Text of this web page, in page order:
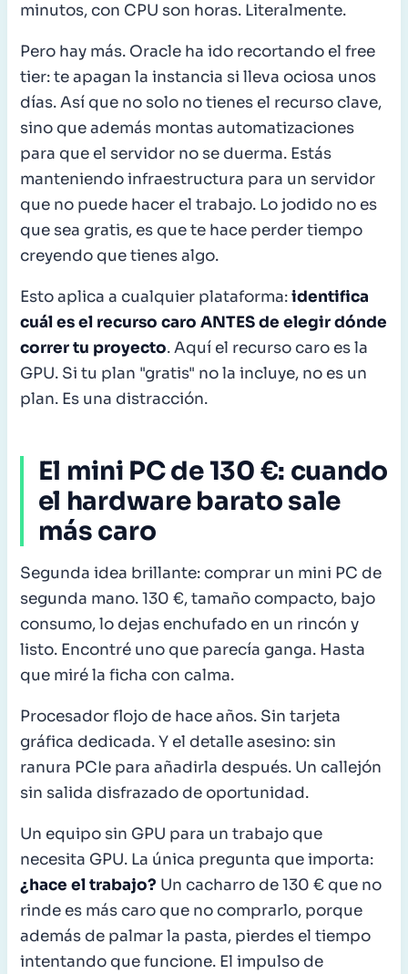
minutos, con CPU son horas. Literalmente.
Pero hay más. Oracle ha ido recortando el free
tier: te apagan la instancia si lleva ociosa unos
días. Así que no solo no tienes el recurso clave,
sino que además montas automatizaciones
para que el servidor no se duerma. Estás
manteniendo infraestructura para un servidor
que no puede hacer el trabajo. Lo jodido no es
que sea gratis, es que te hace perder tiempo
creyendo que tienes algo.
Esto aplica a cualquier plataforma:identifica
cuál es el recurso caro ANTES de elegir dónde
correr tu proyecto. Aquí el recurso caro es la
GPU. Si tu plan "gratis" no la incluye, no es un
plan. Es una distracción.
El mini PC de 130 €: cuando
el hardware barato sale
más caro
Segunda idea brillante: comprar un mini PC de
segunda mano. 130 €, tamaño compacto, bajo
consumo, lo dejas enchufado en un rincón y
listo. Encontré uno que parecía ganga. Hasta
que miré la ficha con calma.
Procesador flojo de hace años. Sin tarjeta
gráfica dedicada. Y el detalle asesino: sin
ranura PCIe para añadirla después. Un callejón
sin salida disfrazado de oportunidad.
Un equipo sin GPU para un trabajo que
necesita GPU. La única pregunta que importa:
¿hace el trabajo? Un cacharro de 130 € que no
rinde es más caro que no comprarlo, porque
además de palmar la pasta, pierdes el tiempo
intentando que funcione. El impulso de